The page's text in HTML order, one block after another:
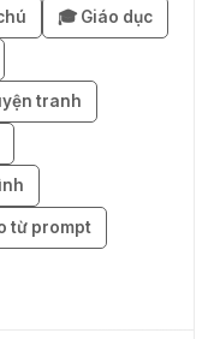
tháng
ChatGPT Plus
Go 12 tháng
🎓 Giáo dục
tranh
từ prompt